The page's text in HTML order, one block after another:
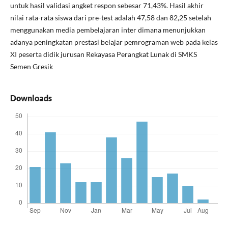
untuk hasil validasi angket respon sebesar 71,43%. Hasil akhir
nilai rata-rata siswa dari pre-test adalah 47,58 dan 82,25 setelah
menggunakan media pembelajaran inter dimana menunjukkan
adanya peningkatan prestasi belajar pemrograman web pada kelas
XI peserta didik jurusan Rekayasa Perangkat Lunak di SMKS
Semen Gresik
Downloads